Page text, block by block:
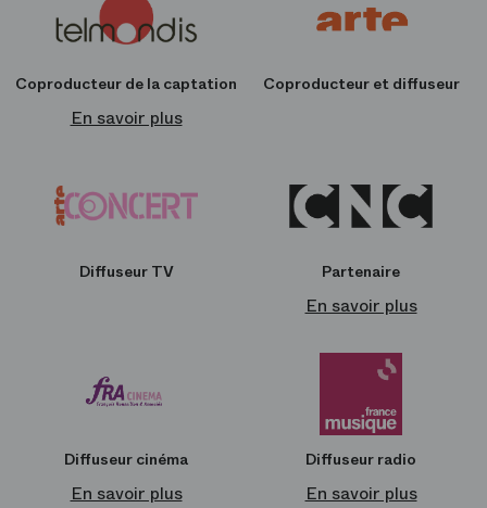
Coproducteur de la captation
En savoir plus
Coproducteur et diffuseur
Diffuseur TV Partenaire
En savoir plus
Diffuseur cinéma
En savoir plus
Diffuseur radio
En savoir plus